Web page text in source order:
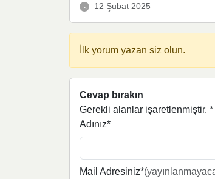
12 Şubat 2025
İlk yorum yazan siz olun.
Cevap bırakın
Gerekli alanlar işaretlenmiştir. *
Adınız*
Mail Adresiniz*